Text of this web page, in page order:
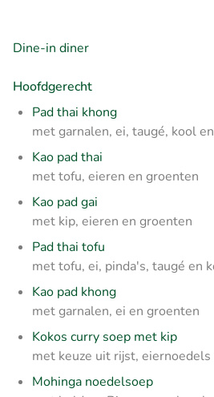
Dine-in diner
Hoofdgerecht
Pad thai khong
met garnalen, ei, taugé, kool
Kao pad thai
met tofu, eieren en groenten
Kao pad gai
met kip, eieren en groenten
Pad thai tofu
met tofu, ei, pinda's, taugé en
Kao pad khong
met garnalen, ei en groenten
Kokos curry soep met kip
met keuze uit rijst,
Mohinga noedelsoep